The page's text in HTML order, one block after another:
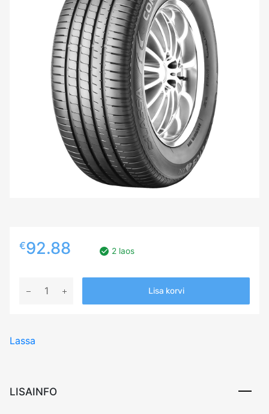
€92.88 2 laos
LASSA
RP
CBB71
Lisa korvi
Lassa
LISAINFO